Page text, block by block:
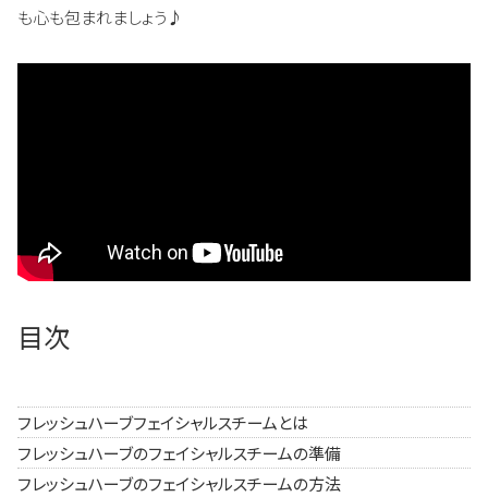
も心も包まれましょう♪
目次
フレッシュハーブフェイシャルスチームとは
フレッシュハーブのフェイシャルスチームの準備
フレッシュハーブのフェイシャルスチームの方法